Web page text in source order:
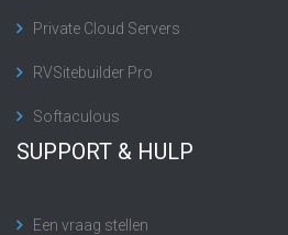
Private Cloud Servers
RVSitebuilder Pro
Softaculous
SUPPORT & HULP
Een vraag stellen